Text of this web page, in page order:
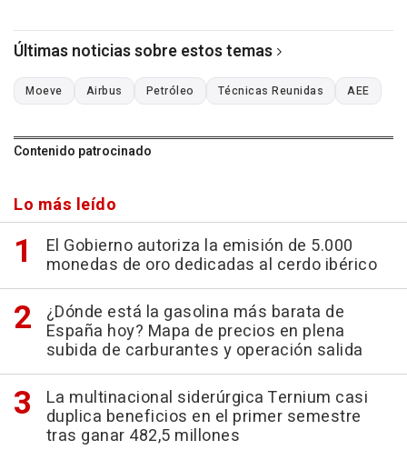
Últimas noticias sobre estos temas
Moeve Airbus Petróleo Técnicas Reunidas AEE
Contenido patrocinado
Lo más leído
El Gobierno autoriza la emisión de 5.000
monedas de oro dedicadas al cerdo ibérico
¿Dónde está la gasolina más barata de
España hoy? Mapa de precios en plena
subida de carburantes y operación salida
La multinacional siderúrgica Ternium casi
duplica beneficios en el primer semestre
tras ganar 482,5 millones